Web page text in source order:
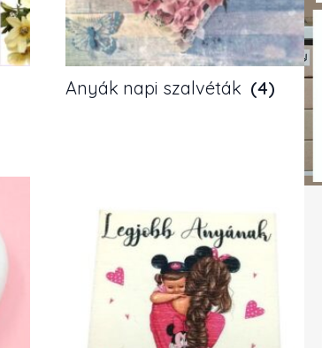
Anyák napi szalvéták (4)